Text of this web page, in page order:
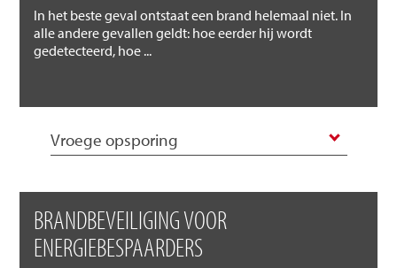
In het beste geval ontstaat een brand helemaal niet. In
alle andere gevallen geldt: hoe eerder hij wordt
gedetecteerd, hoe ...
Vroege opsporing
BRANDBEVEILIGING VOOR
ENERGIEBESPAARDERS